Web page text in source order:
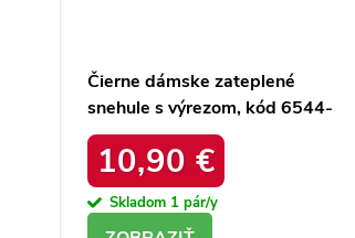
Čierne dámske zateplené
snehule s výrezom, kód 6544-
21
10,90 €
Skladom 1 pár/y